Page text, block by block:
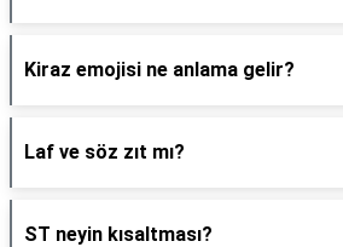
Kiraz emojisi ne anlama gelir?
Laf ve söz zıt mı?
ST neyin kısaltması?